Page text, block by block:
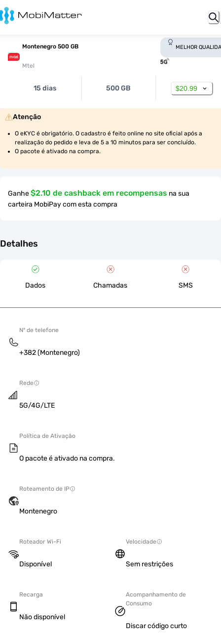
Montenegro 500 GB
Mtel
MELHOR
15 dias 500 GB $20.99
Atenção
O eKYC é obrigatório. O cadastro é feito online no site oficial após a
realização do pedido e leva de 5 a 10 minutos para ser concluído.
O pacote é ativado na compra.
Ganhe$2.10 de cashback em recompensas na sua
carteira MobiPay com esta compra
Detalhes
Dados Chamadas SMS
Nº de telefone
+382 (Montenegro)
Rede
5G/4G/LTE
Política de Ativação
O pacote é ativado na compra.
Roteamento de IP
Montenegro
Roteador Wi-Fi
Disponível
Velocidade
Sem restrições
Recarga
Não disponível
Acompanhamento de
Consumo
Discar código curto